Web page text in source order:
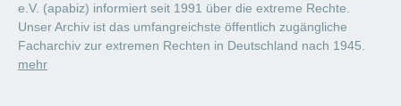
e.V. (apabiz) informiert seit 1991 über die extreme Rechte.
Unser Archiv ist das umfangreichste öffentlich zugängliche
Facharchiv zur extremen Rechten in Deutschland nach 1945.
mehr